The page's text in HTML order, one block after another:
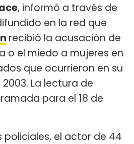
, informó a través de
en la red que
recibió la acusación de
o el miedo a mujeres en
que ocurrieron en su
La lectura de
para el 18 de
policiales, el actor de 44